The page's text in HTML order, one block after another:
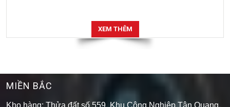
XEM THÊM
MIỀN BẮC